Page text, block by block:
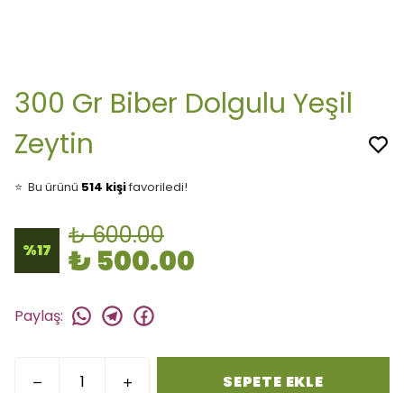
300 Gr Biber Dolgulu Yeşil
Zeytin
Şu an
⭐️ Bu ürünü 514 kişifavoriledi!
✅ Bugün51 adetsatıldı
🚚 Hızlı teslimat yapılıyor!
%17
₺ 600.00
₺ 500.00
Paylaş:
SEPETE EKLE